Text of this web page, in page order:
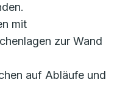
mit
zur Wand
auf Abläufe und